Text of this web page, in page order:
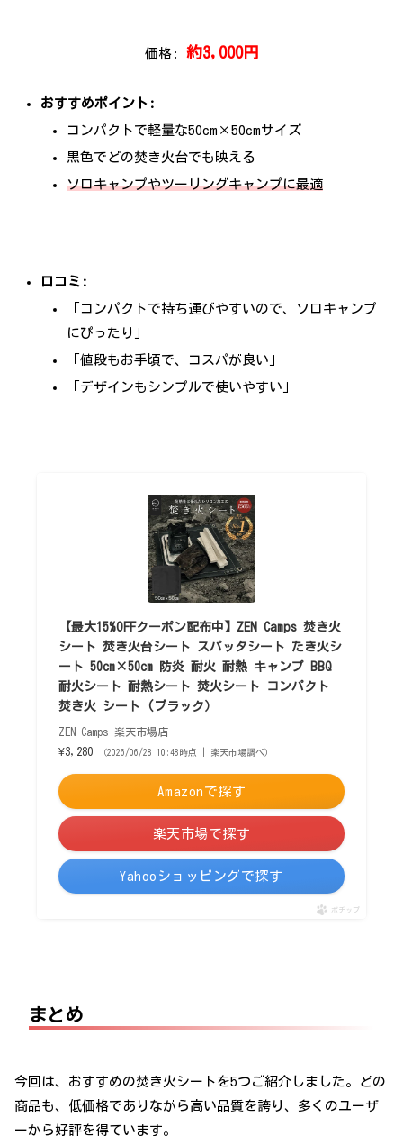
価格: 約3,000円
おすすめポイント:
コンパクトで軽量な50cm×50cmサイズ
黒色でどの焚き火台でも映える
ソロキャンプやツーリングキャンプに最適
口コミ:
「コンパクトで持ち運びやすいので、ソロキャンプ
にぴったり」
「値段もお手頃で、コスパが良い」
「デザインもシンプルで使いやすい」
【最大15%OFFクーポン配布中】ZEN Camps 焚き火
シート 焚き火台シート スパッタシート たき火シ
ート 50cm×50cm 防炎 耐火 耐熱 キャンプ BBQ
耐火シート 耐熱シート 焚火シート コンパクト
焚き火 シート (ブラック）
ZEN Camps 楽天市場店
¥3,280
（2026/06/28 10:48時点 | 楽天市場調べ）
Amazonで探す
楽天市場で探す
Yahooショッピングで探す
ポチップ
まとめ
今回は、おすすめの焚き火シートを5つご紹介しました。どの
商品も、低価格でありながら高い品質を誇り、多くのユーザ
ーから好評を得ています。